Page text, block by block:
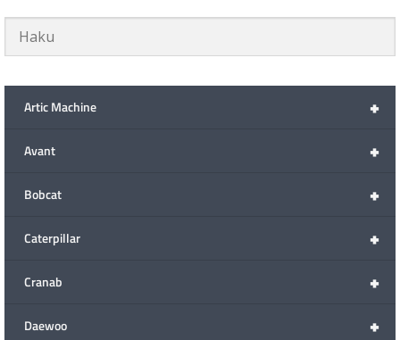
+
Artic Machine
+
Avant
+
Bobcat
+
Caterpillar
+
Cranab
+
Daewoo